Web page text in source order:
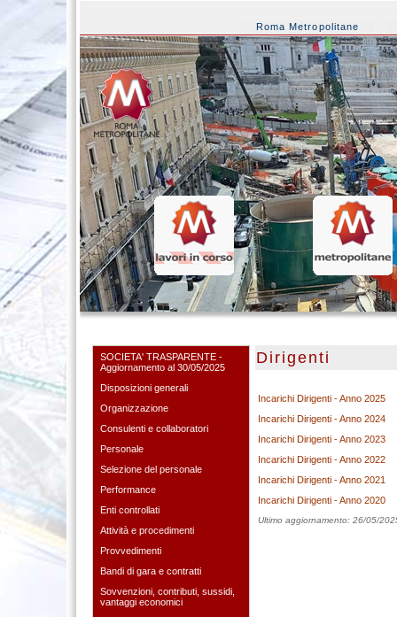
Roma Metropolitane
SOCIETA' TRASPARENTE -
Aggiornamento al 30/05/2025
Disposizioni generali
Organizzazione
Consulenti e collaboratori
Personale
Selezione del personale
Performance
Enti controllati
Attività e procedimenti
Provvedimenti
Bandi di gara e contratti
Sovvenzioni, contributi, sussidi,
vantaggi economici
Dirigenti
Incarichi Dirigenti - Anno 2025
Incarichi Dirigenti - Anno 2024
Incarichi Dirigenti - Anno 2023
Incarichi Dirigenti - Anno 2022
Incarichi Dirigenti - Anno 2021
Incarichi Dirigenti - Anno 2020
Ultimo aggiornamento: 26/05/